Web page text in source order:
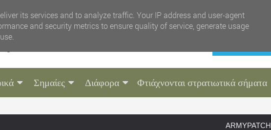
Σημαίες Διάφορα Φτιάχνονται στρατιωτικά σήματα
ARMYPATCH
its services and to analyze traffic. Your IP address and user-agent
and security metrics to ensure quality of service, generate usage